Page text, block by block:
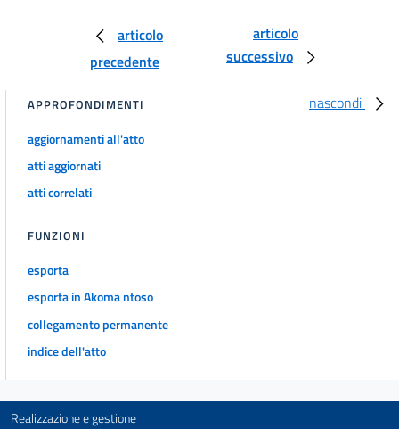
articolo
precedente
articolo
successivo
nascondi
APPROFONDIMENTI
aggiornamenti all'atto
atti aggiornati
atti correlati
FUNZIONI
esporta
esporta in Akoma ntoso
collegamento permanente
indice dell'atto
Realizzazione e gestione